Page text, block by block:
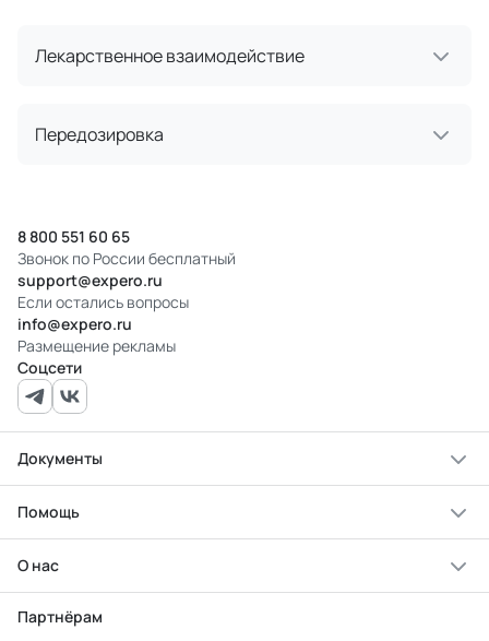
Лекарственное взаимодействие
Передозировка
8 800 551 60 65
Звонок по России бесплатный
support@expero.ru
Если остались вопросы
info@expero.ru
Размещение рекламы
Соцсети
Документы
Помощь
О нас
Партнёрам